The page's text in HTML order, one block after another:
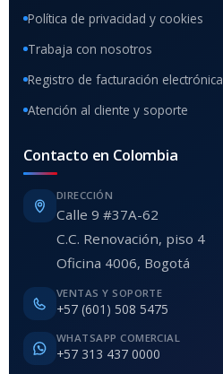
Política de privacidad y cookies
Trabaja con nosotros
Registro de facturación electrónica
Atención al cliente y soporte
Contacto en Colombia
DIRECCIÓN
Calle 9 #37A-62
C.C. Renovación, piso 4
Oficina 4006, Bogotá
VENTAS Y SOPORTE
+57 (601) 508 5475
WHATSAPP COMERCIAL
+57 313 437 0000